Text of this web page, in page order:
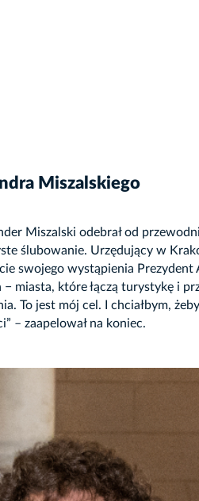
Miszalskiego
Miszalski odebrał od
ślubowanie. Urzędujący w
swojego wystąpienia Prezydent
miasta, które łączą turystykę i
To jest mój cel. I chciałbym,
– zaapelował na koniec.